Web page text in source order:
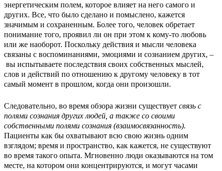
энергетическим полем, которое влияет на него самого и
других. Все, что было сделано и помыслено, кажется
значимым и сохраненным. Более того, человек обретает
понимание того, проявил ли он при этом к кому-то любовь
или же наоборот. Поскольку действия и мысли человека
связаны с воспоминаниями, эмоциями и сознанием других, –
вы испытываете последствия своих собственных мыслей,
слов и действий по отношению к другому человеку в тот
самый момент в прошлом, когда они произошли.
Следовательно, во время обзора жизни существует связь с
полями сознания других людей, а также со своими
собственными полями сознания (взаимосвязанность).
Пациенты как бы охватывают всю свою жизнь одним
взглядом; время и пространство, как кажется, не существуют
во время такого опыта. Мгновенно люди оказываются на том
месте, на котором они концентрируются, и могут часами